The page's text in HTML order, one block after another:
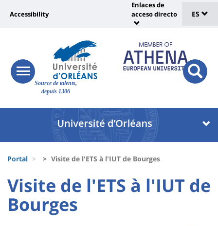
Site
Source de talents,
depuis 1306
Université
Recherche
responsive
menu
button
Université
vers
page
accessibilité
Accessibility
:
Shortcut
links
Enlaces de
acceso directo
de
ES
Université
Block
liste
des
composantes
d'Ariane
Portal Visite de l'ETS à l'IUT de Bourges
University
:
Sidebar
University
:
Main
Titre
Visite de l'ETS à l'IUT de
Bourges